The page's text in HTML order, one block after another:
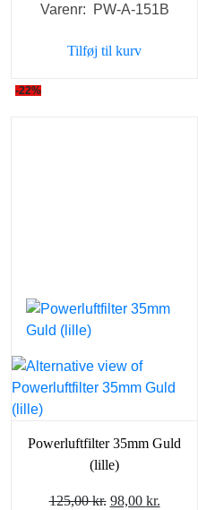
pris
129,00 kr..
pris
Varenr: PW-A-151B
Tilføj til kurv
-22%
Powerluftfilter 35mm Guld
(lille)
125,00kr. Den
98,00 kr.